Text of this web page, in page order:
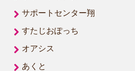
サポートセンター翔
すたじおぽっち
オアシス
あくと